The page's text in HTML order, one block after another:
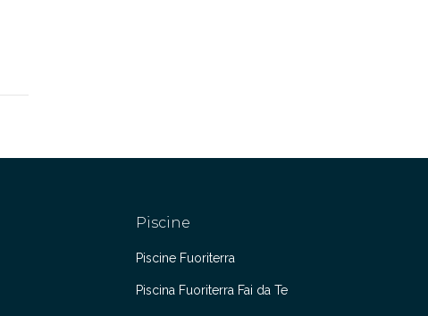
Piscine
Piscine Fuoriterra
Piscina Fuoriterra Fai da Te